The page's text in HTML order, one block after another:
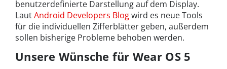
benutzerdefinierte Darstellung auf dem Display.
LautAndroid Developers Blogwird es neue Tools
für die individuellen Zifferblätter geben, außerdem
sollen bisherige Probleme behoben werden.
Unsere Wünsche für Wear OS 5